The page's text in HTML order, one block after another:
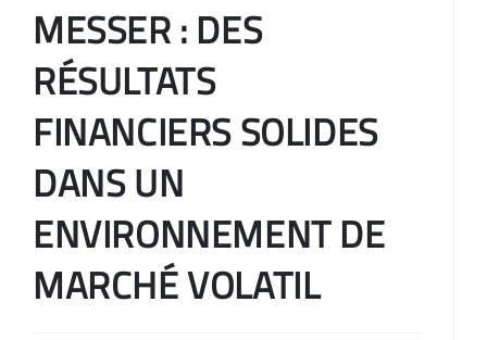
MESSER : DES
RÉSULTATS
FINANCIERS SOLIDES
DANS UN
ENVIRONNEMENT DE
MARCHÉ VOLATIL